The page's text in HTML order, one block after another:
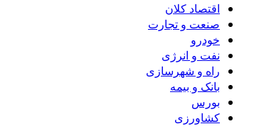
اقتصاد کلان
صنعت و تجارت
خودرو
نفت و انرژی
راه و شهرسازی
بانک و بیمه
بورس
کشاورزی